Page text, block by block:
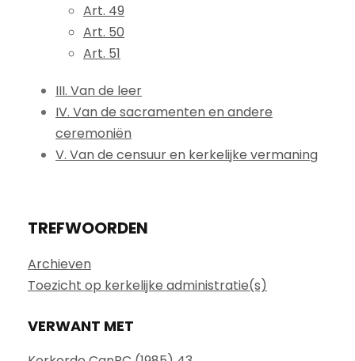
Art. 49
Art. 50
Art. 51
III. Van de leer
IV. Van de sacramenten en andere
ceremoniën
V. Van de censuur en kerkelijke vermaning
TREFWOORDEN
Archieven
Toezicht op kerkelijke administratie(s)
VERWANT MET